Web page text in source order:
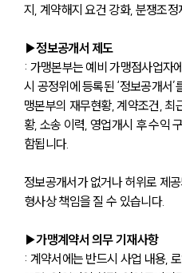
지, 계약해지 요건 강화, 분쟁조정
▶정보공개서 제도
: 가맹본부는 예비 가맹점사업자
시 공정위에 등록된 ‘정보공개서
맹본부의 재무현황, 계약조건, 최
황, 소송 이력, 영업개시 후 수익
함됩니다.
정보공개서가 없거나 허위로 제
형사상 책임을 질 수 있습니다.
▶가맹계약서 의무 기재사항
: 계약서에는 반드시 사업 내용,